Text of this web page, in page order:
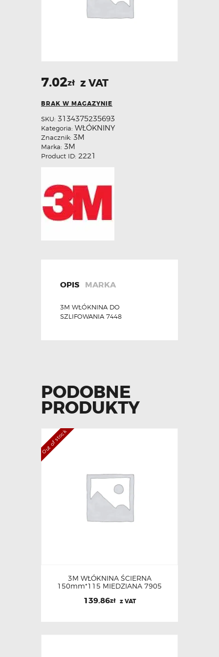
7.02zł z VAT
BRAK W MAGAZYNIE
SKU: 3134375235693
Kategoria: WŁÓKNINY
Znacznik: 3M
Marka: 3M
Product ID: 2221
OPIS MARKA
3M WŁÓKNINA DO
SZLIFOWANIA 7448
PODOBNE
PRODUKTY
Out of stock
3M WŁÓKNINA ŚCIERNA
150mm*115 MIEDZIANA 7905
139.86zł z VAT